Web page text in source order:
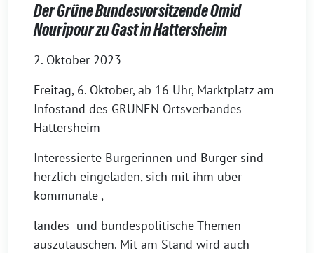
Der Grüne Bundesvorsitzende Omid
Nouripour zu Gast in Hattersheim
2. Oktober 2023
Freitag, 6. Oktober, ab 16 Uhr, Marktplatz am
Infostand des GRÜNEN Ortsverbandes
Hattersheim
Interessierte Bürgerinnen und Bürger sind
herzlich eingeladen, sich mit ihm über
kommunale-,
landes- und bundespolitische Themen
auszutauschen. Mit am Stand wird auch